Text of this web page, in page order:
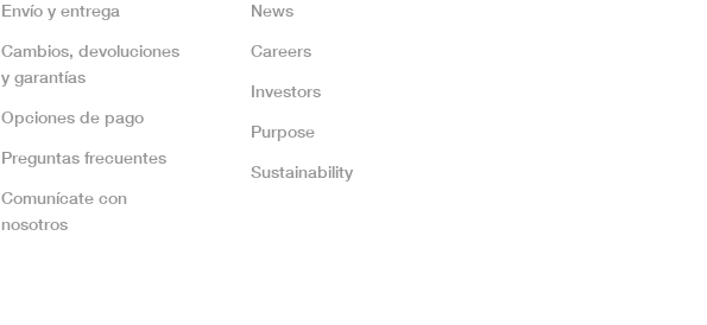
Envío y entrega
Cambios, devoluciones
y garantías
Opciones de pago
Preguntas frecuentes
Comunícate con
nosotros
News
Careers
Investors
Purpose
Sustainability